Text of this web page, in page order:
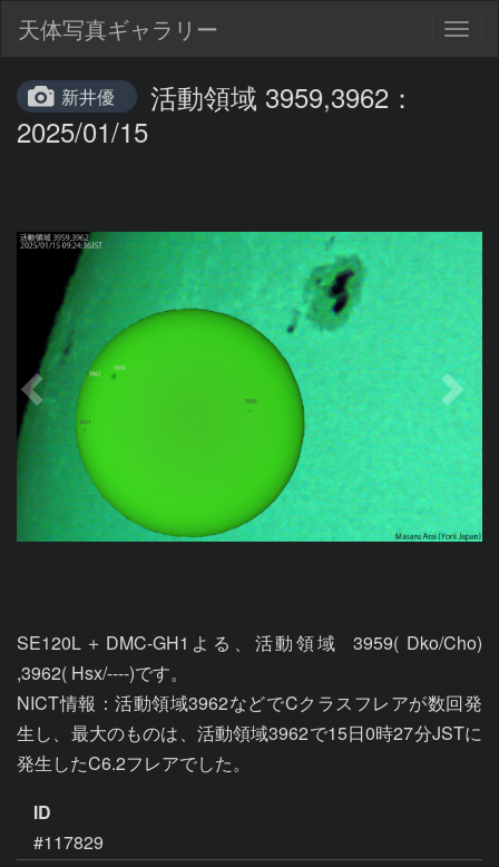
天体写真ギャラリー
新井優
活動領域 3959,3962：
2025/01/15
SE120L＋DMC-GH1よる、活動領域  3959( Dko/Cho)
,3962( Hsx/----)です。
NICT情報：活動領域3962などでCクラスフレアが数回発
生し、最大のものは、活動領域3962で15日0時27分JSTに
発生したC6.2フレアでした。
ID
#117829